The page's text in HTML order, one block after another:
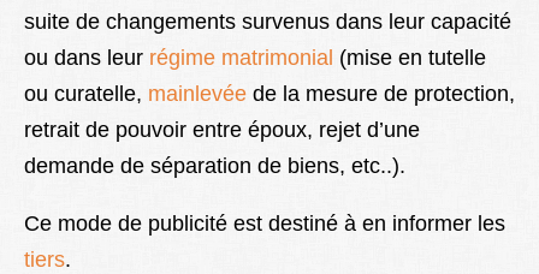
suite de changements survenus dans leur capacité
ou dans leur régime matrimonial (mise en tutelle
ou curatelle, mainlevée de la mesure de protection,
retrait de pouvoir entre époux, rejet d’une
demande de séparation de biens, etc..).
Ce mode de publicité est destiné à en informer les
tiers.